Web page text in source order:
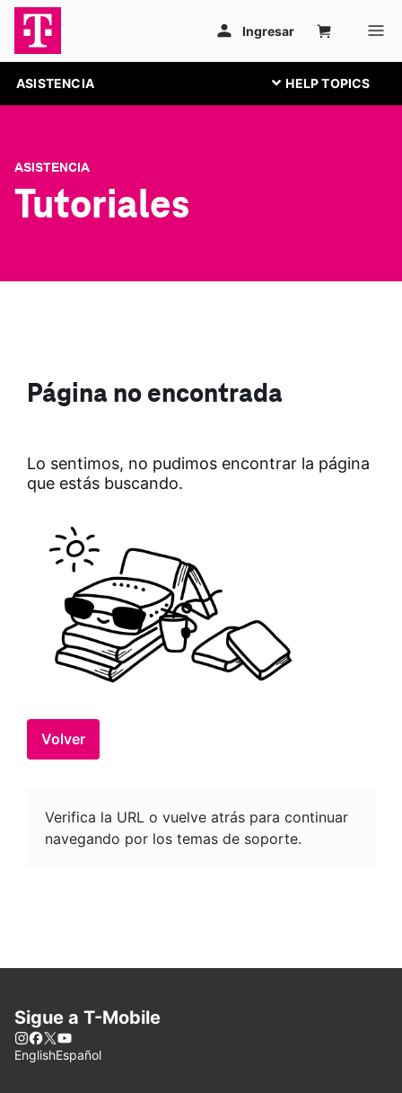
ASISTENCIA
ASISTENCIA
Tutoriales